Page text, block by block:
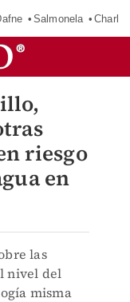
Salmonela
riesgo
en
las
nivel del
misma